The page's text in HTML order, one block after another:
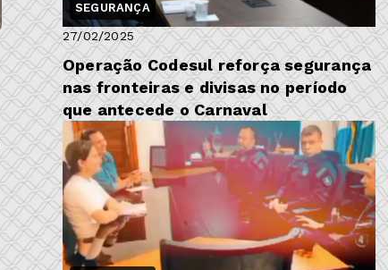
SEGURANÇA
27/02/2025
Operação Codesul reforça segurança
nas fronteiras e divisas no período
que antecede o Carnaval